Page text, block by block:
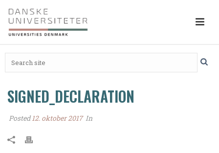
SIGNED_DECLARATION
Posted12. oktober 2017 In